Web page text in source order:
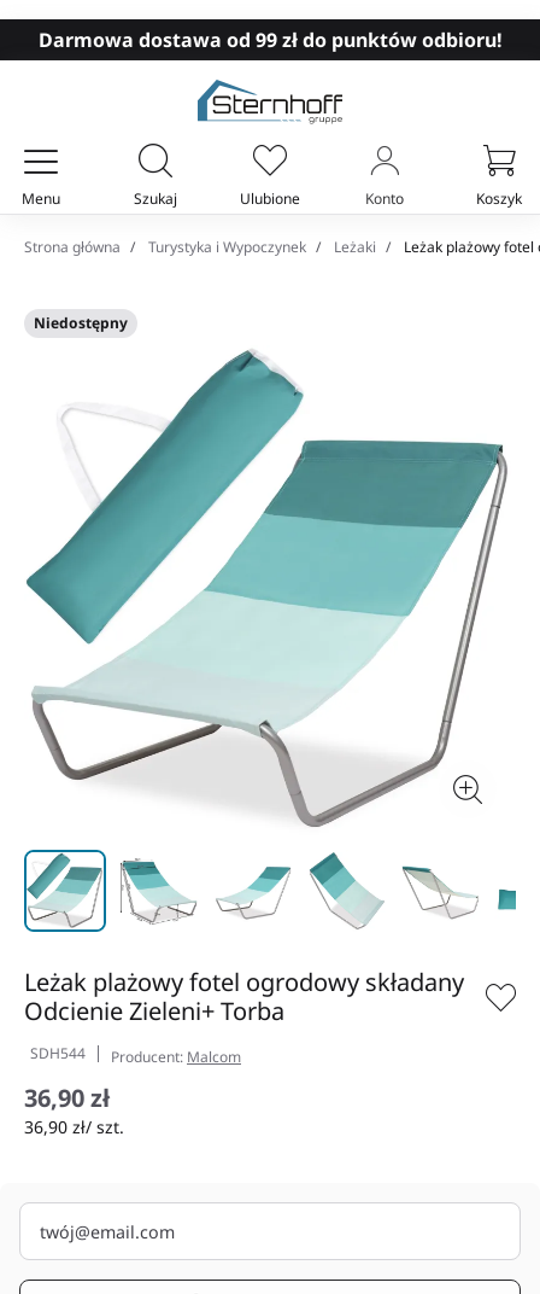
Darmowa dostawa od 99 zł do punktów odbioru!
Menu Szukaj Ulubione Konto Koszyk
Twój koszyk
Strona główna Turystyka i Wypoczynek Leżaki Leżak plażowy fotel
Niedostępny
Leżak plażowy fotel ogrodowy składany
Odcienie Zieleni+ Torba
SDH544 Producent: Malcom
36,90 zł
36,90 zł/ szt.